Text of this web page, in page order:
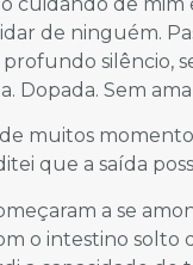
de ninguém.
profundo silêncio,
Dopada. Sem
muitos
que a saída
a se
o intestino solto